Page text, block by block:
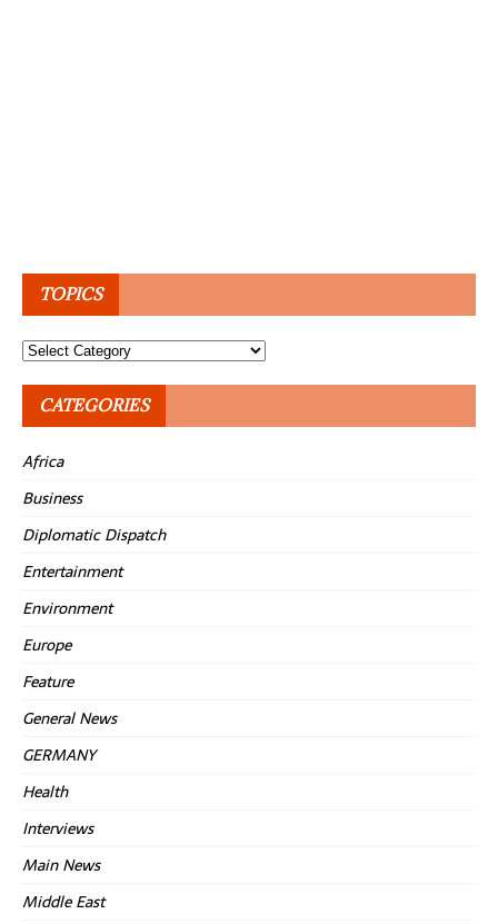
TOPICS
Topics
CATEGORIES
Africa
Business
Diplomatic Dispatch
Entertainment
Environment
Europe
Feature
General News
GERMANY
Health
Interviews
Main News
Middle East